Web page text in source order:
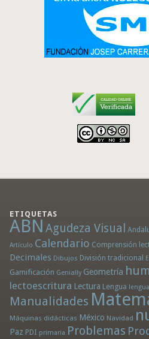
ETIQUETAS
ABN Agudeza Visual
Artículo Calendario Comprensión
Decimales Dibujos División tradicional
Gamificación Genially Geometría
lectoescritura Lectura Lengua
Manualidades
Máquinas didácticas México Navidad
Paz PDI primaria Problemas